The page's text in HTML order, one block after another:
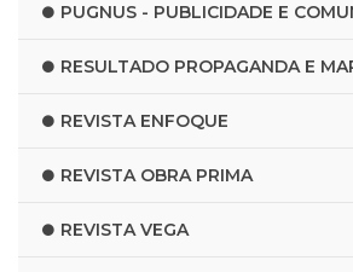
PUGNUS - PUBLICIDADE E
RESULTADO PROPAGANDA E
REVISTA ENFOQUE
REVISTA OBRA PRIMA
REVISTA VEGA